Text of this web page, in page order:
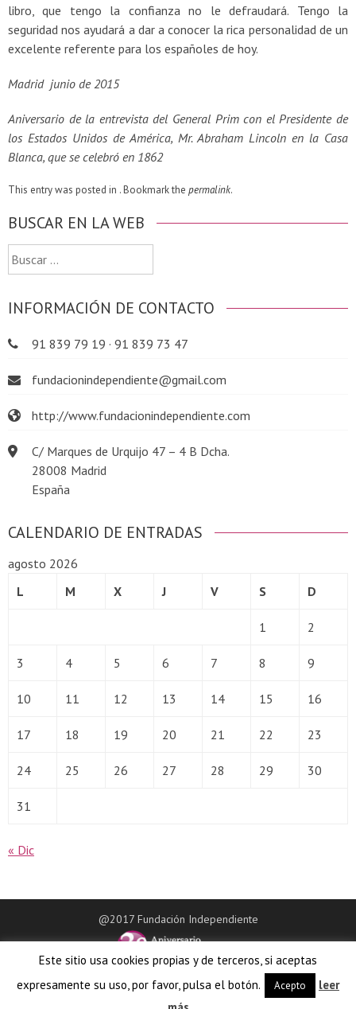
libro, que tengo la confianza no le defraudará. Tengo la
seguridad nos ayudará a dar a conocer la rica personalidad de un
excelente referente para los españoles de hoy.
Madrid junio de 2015
Aniversario de la entrevista del General Prim con el Presidente de
los Estados Unidos de América, Mr. Abraham Lincoln en la Casa
Blanca, que se celebró en 1862
This entry was posted in . Bookmark the permalink.
BUSCAR EN LA WEB
Buscar:
INFORMACIÓN DE CONTACTO
91 839 79 19 · 91 839 73 47
fundacionindependiente@gmail.com
http://www.fundacionindependiente.com
C/ Marques de Urquijo 47 – 4 B Dcha.
28008 Madrid
España
CALENDARIO DE ENTRADAS
agosto 2026
L
M X J V S D
1 2
3 4 5 6 7 8 9
10 11 12 13 14 15 16
17 18 19 20 21 22 23
24 25 26 27 28 29 30
31
« Dic
@2017 Fundación Independiente
Este sitio usa cookies propias y de terceros, si aceptas
expresamente su uso, por favor, pulsa el botón.
Acepto
leer